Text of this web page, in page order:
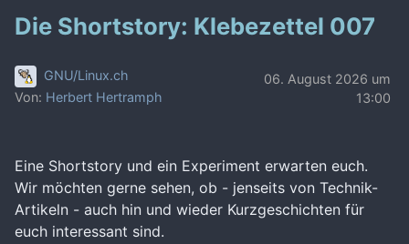
Die Shortstory: Klebezettel 007
GNU/Linux.ch
Von: Herbert Hertramph
06. August 2026 um
13:00
Eine Shortstory und ein Experiment erwarten euch.
Wir möchten gerne sehen, ob - jenseits von Technik-
Artikeln - auch hin und wieder Kurzgeschichten für
euch interessant sind.